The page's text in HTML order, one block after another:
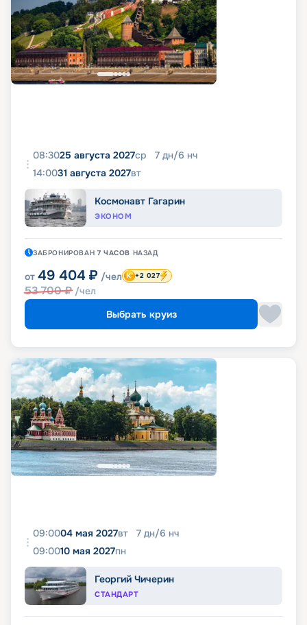
08:3025 августа 2027ср 7 дн/6 нч
14:0031 августа 2027вт
Космонавт Гагарин
ЭКОНОМ
ЗАБРОНИРОВАН 7 ЧАСОВ НАЗАД
от 49 404 ₽ /чел
53 700₽ /чел
+2 027
Выбрать круиз
09:0004 мая 2027вт 7 дн/6 нч
09:0010 мая 2027пн
Георгий Чичерин
СТАНДАРТ